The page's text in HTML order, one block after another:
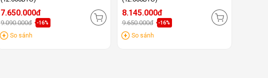
7.650.000đ
9.090.000đ -16%
So sánh
8.145.000đ
9.650.000đ -16%
So sánh